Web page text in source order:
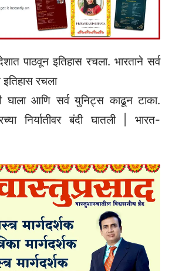
पाठवून इतिहास रचला. भारताने सर्व
रचला
घाला आणि सर्व युनिट्स काढून टाका.
निर्यातीवर बंदी घातली | भारत-